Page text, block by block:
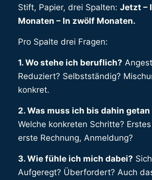
Stift, Papier, drei Spalten: Jetzt –
Monaten – In zwölf Monaten.
Pro Spalte drei Fragen:
1. Wo stehe ich beruflich?
Reduziert? Selbstständig?
konkret.
2. Was muss ich bis dahin getan
Welche konkreten Schritte?
erste Rechnung, Anmeldung?
3. Wie fühle ich mich dabei?
Aufgeregt? Überfordert? Auch